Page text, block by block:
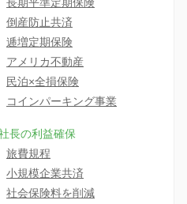
倒産防止共済
逓増定期保険
アメリカ不動産
民泊×全損保険
コインパーキング事業
長の利益確保
旅費規程
小規模企業共済
社会保険料を削減